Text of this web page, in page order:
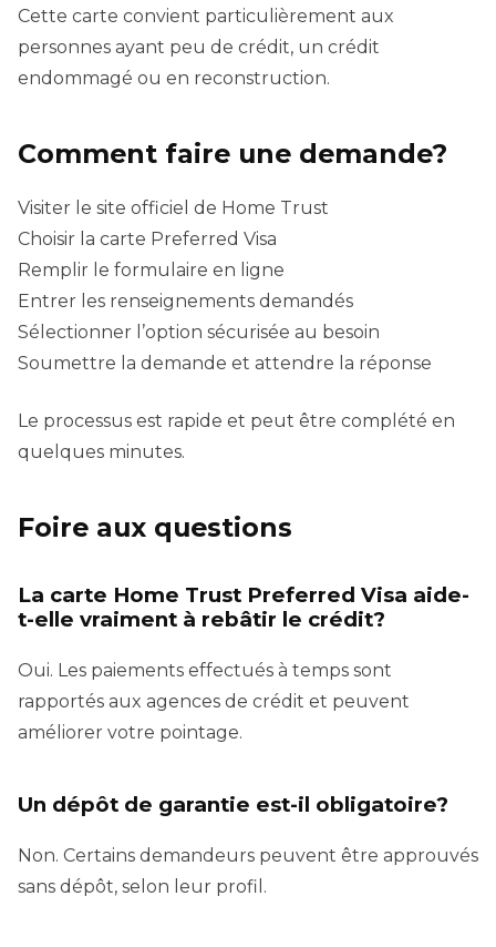
Cette carte convient particulièrement aux
personnes ayant peu de crédit, un crédit
endommagé ou en reconstruction.
Comment faire une demande?
Visiter le site officiel de Home Trust
Choisir la carte Preferred Visa
Remplir le formulaire en ligne
Entrer les renseignements demandés
Sélectionner l’option sécurisée au besoin
Soumettre la demande et attendre la réponse
Le processus est rapide et peut être complété en
quelques minutes.
Foire aux questions
La carte Home Trust Preferred Visa aide-
t-elle vraiment à rebâtir le crédit?
Oui. Les paiements effectués à temps sont
rapportés aux agences de crédit et peuvent
améliorer votre pointage.
Un dépôt de garantie est-il obligatoire?
Non. Certains demandeurs peuvent être approuvés
sans dépôt, selon leur profil.